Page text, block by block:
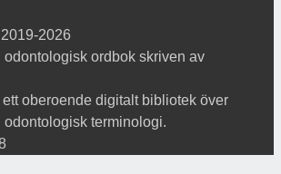
2026
odontologisk ordbok skriven av
oberoende digitalt bibliotek över
odontologisk terminologi.